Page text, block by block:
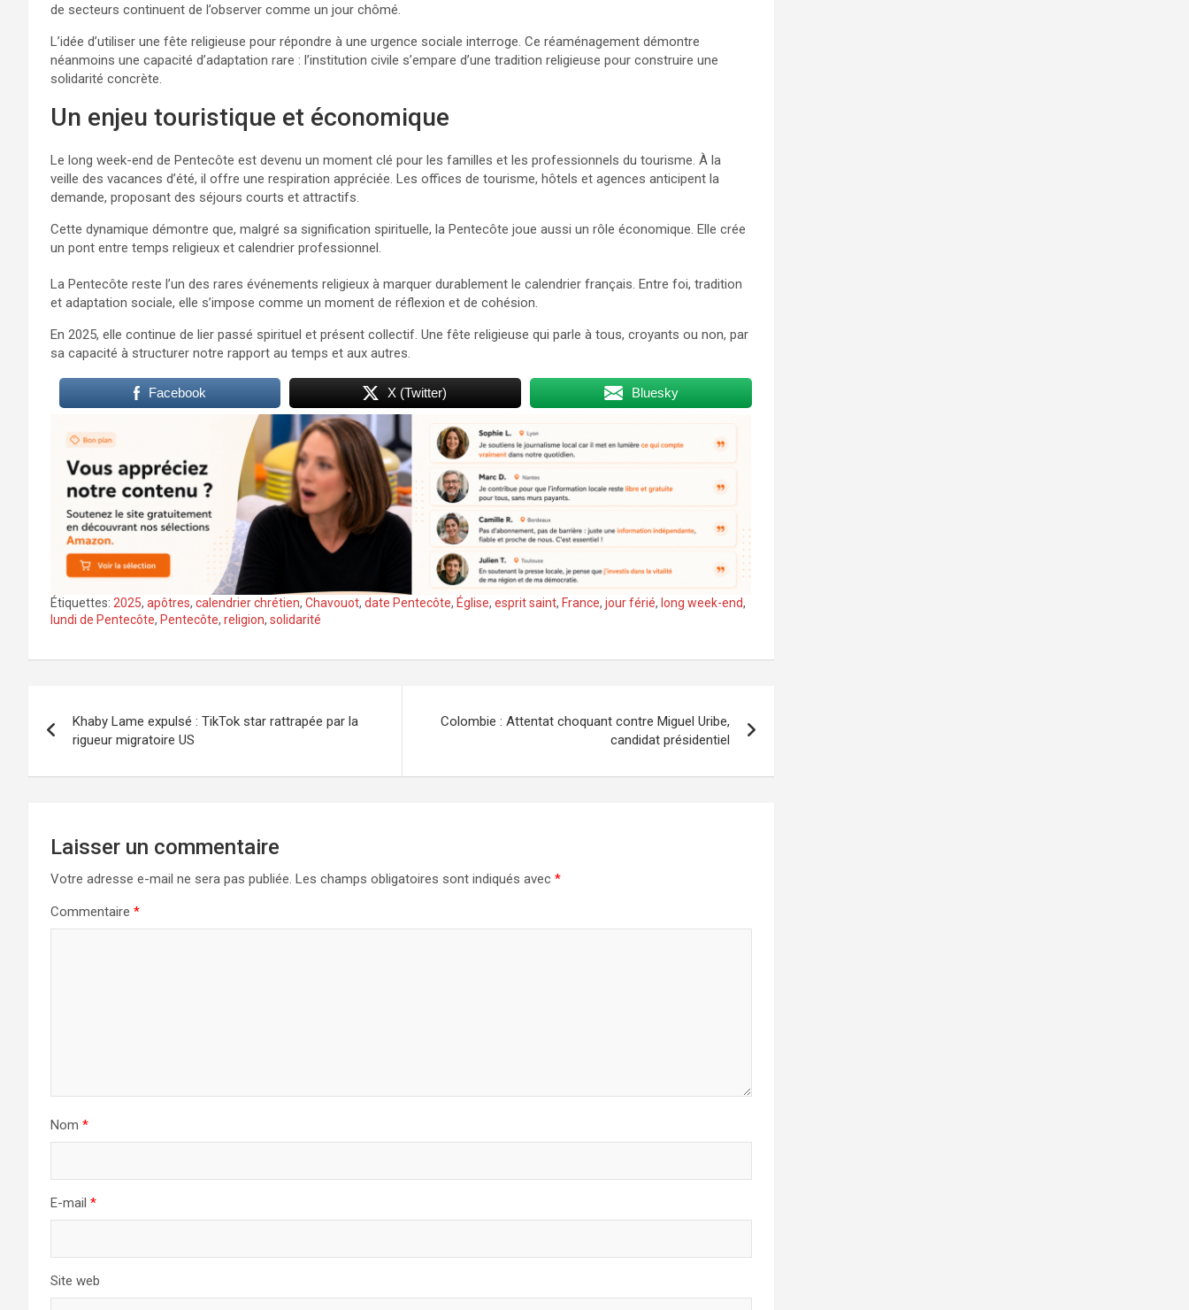
de secteurs continuent de l’observer comme un jour chômé.
L’idée d’utiliser une fête religieuse pour répondre à une urgence sociale interroge. Ce réaménagement démontre
néanmoins une capacité d’adaptation rare : l’institution civile s’empare d’une tradition religieuse pour construire une
solidarité concrète.
Un enjeu touristique et économique
Le long week-end de Pentecôte est devenu un moment clé pour les familles et les professionnels du tourisme. À la
veille des vacances d’été, il offre une respiration appréciée. Les offices de tourisme, hôtels et agences anticipent la
demande, proposant des séjours courts et attractifs.
Cette dynamique démontre que, malgré sa signification spirituelle, la Pentecôte joue aussi un rôle économique. Elle crée
un pont entre temps religieux et calendrier professionnel.
La Pentecôte reste l’un des rares événements religieux à marquer durablement le calendrier français. Entre foi, tradition
et adaptation sociale, elle s’impose comme un moment de réflexion et de cohésion.
En 2025, elle continue de lier passé spirituel et présent collectif. Une fête religieuse qui parle à tous, croyants ou non, par
sa capacité à structurer notre rapport au temps et aux autres.
Facebook X (Twitter) Bluesky
Étiquettes: 2025, apôtres, calendrier chrétien, Chavouot, date Pentecôte, Église, esprit saint, France, jour férié, long week-end,
lundi de Pentecôte, Pentecôte, religion, solidarité
de
l’article
Khaby Lame expulsé : TikTok star rattrapée par la
rigueur migratoire US
Colombie : Attentat choquant contre Miguel Uribe,
candidat présidentiel
Laisser un commentaire
Votre adresse e-mail ne sera pas publiée. Les champs obligatoires sont indiqués avec *
Commentaire *
Nom *
E-mail *
Site web